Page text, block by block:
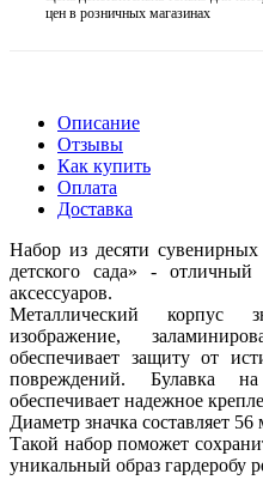
цен в розничных магазинах
Описание
Отзывы
Как купить
Оплата
Доставка
Набор из десяти
детского сада» -
аксессуаров.
Металлический корпус
изображение,
обеспечивает защиту от
повреждений. Булавка
обеспечивает надежное
Диаметр значка составляет 56
Такой набор поможет
уникальный образ гардеробу